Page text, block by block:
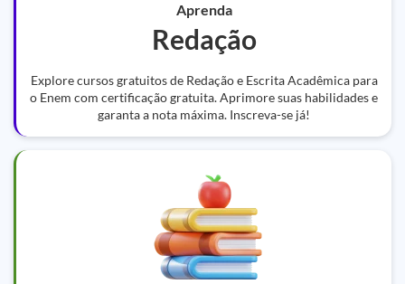
Aprenda
Redação
Explore cursos gratuitos de Redação e Escrita Acadêmica para
o Enem com certificação gratuita. Aprimore suas habilidades e
garanta a nota máxima. Inscreva-se já!